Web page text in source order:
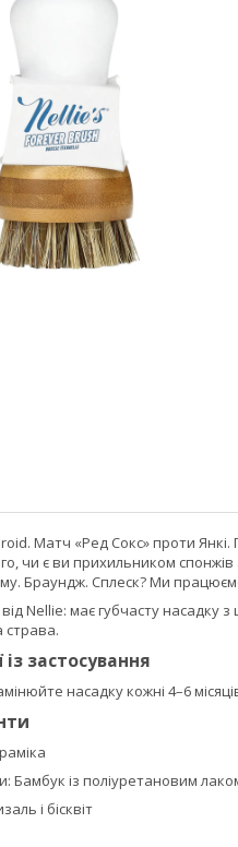
Матч «Ред Сокс» проти
чи є ви прихильником
Браундж. Сплеск? Ми
Nellie: має губчасту насадку
страва.
застосування
насадку кожні 4–6
Бамбук із поліуретановим
і бісквіт